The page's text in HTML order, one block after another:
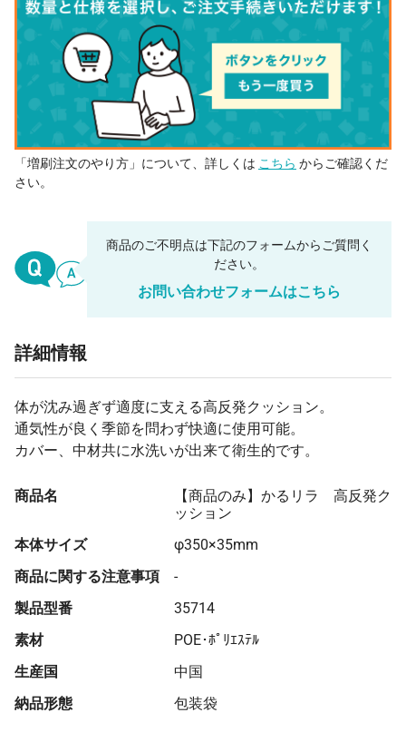
「増刷注文のやり方」について、詳しくは こちら からご確認くだ
さい。
商品のご不明点は下記のフォームからご質問く
ださい。
お問い合わせフォームはこちら
詳細情報
体が沈み過ぎず適度に支える高反発クッション。
通気性が良く季節を問わず快適に使用可能。
カバー、中材共に水洗いが出来て衛生的です。
商品名
【商品のみ】かるリラ 高反発ク
ッション
本体サイズ
φ350×35mm
商品に関する注意事項
-
製品型番
35714
素材
POE･ﾎﾟﾘｴｽﾃﾙ
生産国
中国
納品形態
包装袋